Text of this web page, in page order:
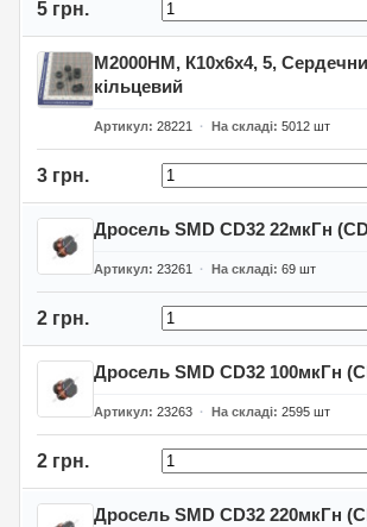
5 грн.
М2000НМ, К10х6х4, 5,
кільцевий
Артикул 28221 На складі 5012 шт
3 грн.
Дросель SMD CD32 22мкГн
Артикул 23261 На складі 69 шт
2 грн.
Дросель SMD CD32 100мкГн
Артикул 23263 На складі 2595 шт
2 грн.
Дросель SMD CD32 220мкГн